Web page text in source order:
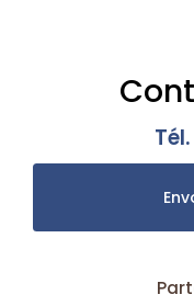
Tél.